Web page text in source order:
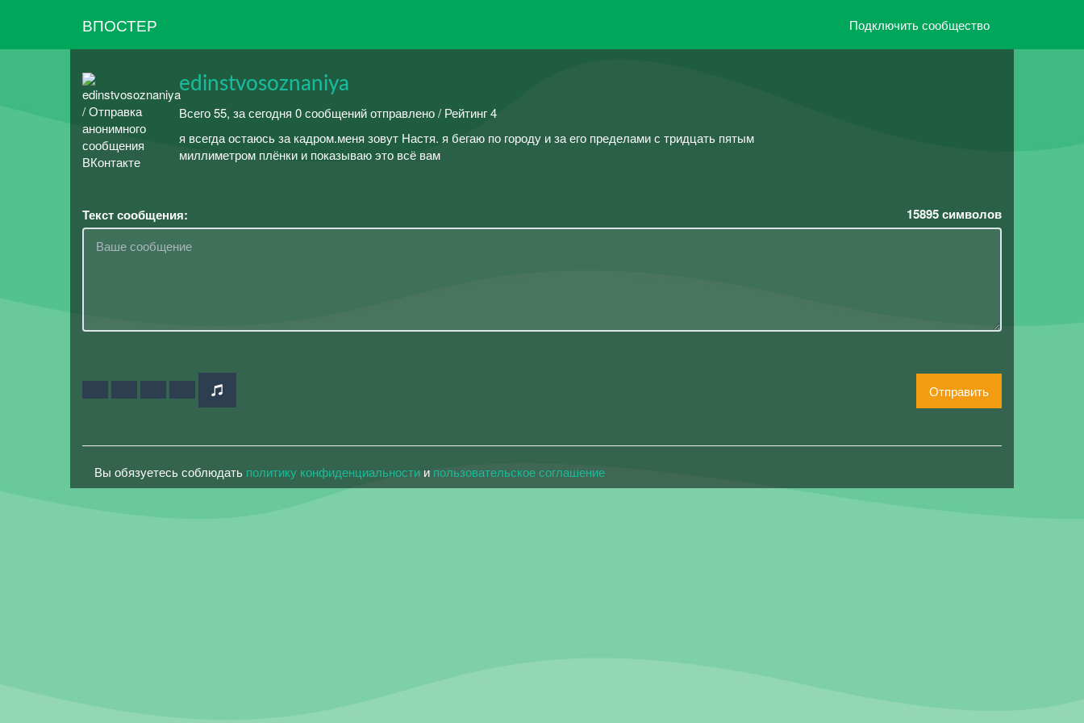
ВПОСТЕР Подключить сообщество
edinstvosoznaniya
Всего 55, за сегодня 0 сообщений отправлено / Рейтинг 4
я всегда остаюсь за кадром.меня зовут Настя. я бегаю по городу и за его пределами с тридцать пятым
миллиметром плёнки и показываю это всё вам
Текст сообщения: 15895символов
Отправить
Вы обязуетесь соблюдать политику конфиденциальности и пользовательское соглашение